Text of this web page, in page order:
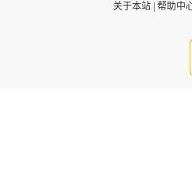
关于本站| 帮助中